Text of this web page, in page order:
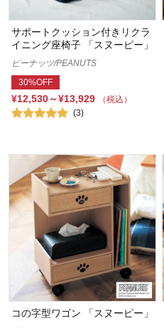
サポートクッション付きリクラ
イニング座椅子 「スヌーピー」
ピーナッツ/PEANUTS
30%OFF
¥12,530～¥13,929
（税込）
(3)
コの字型ワゴン 「スヌーピー」